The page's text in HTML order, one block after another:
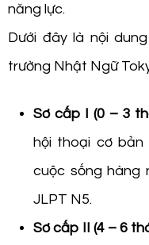
năng lực.
Dưới đây là nội
trường Nhật Ngữ
Sơ cấp I (0 – 3
hội thoại cơ
cuộc sống hàng
JLPT N5.
Sơ cấp II (4 – 6